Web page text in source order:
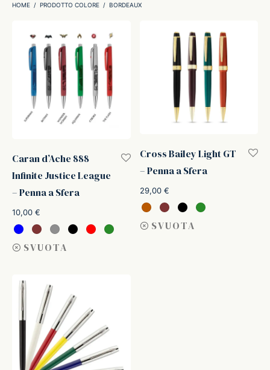
HOME / PRODOTTO COLORE / BORDEAUX
Caran d’Ache 888
Infinite Justice League
– Penna a Sfera
10,00 €
SVUOTA
Cross Bailey Light GT
– Penna a Sfera
29,00 €
SVUOTA
Space Pen
pressurizzato